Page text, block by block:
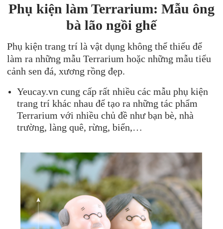
Phụ kiện làm Terrarium: Mẫu ông
bà lão ngồi ghế
Phụ kiện trang trí là vật dụng không thể thiếu để
làm ra những mẫu Terrarium hoặc những mẫu tiểu
cảnh sen đá, xương rồng đẹp.
Yeucay.vn cung cấp rất nhiều các mẫu phụ kiện
trang trí khác nhau để tạo ra những tác phẩm
Terrarium với nhiều chủ đề như bạn bè, nhà
trường, làng quê, rừng, biển,…